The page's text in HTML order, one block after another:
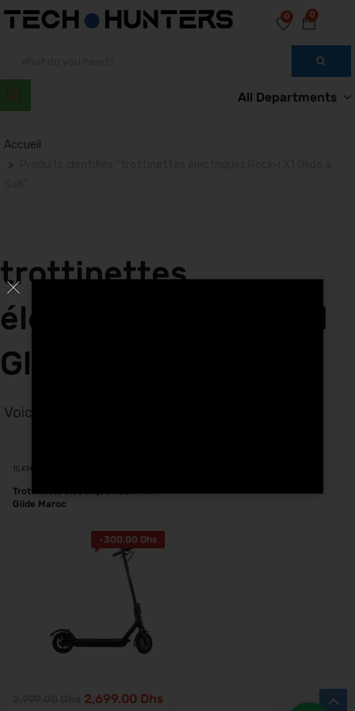
0
0
All Departments
Accueil
trottinettes
électriques Rock-i X1
Glide a Safi
Voici le seul résultat
15 KM
Trottinette électrique Rock-i X1
Glide Maroc
-300.00 Dhs
2,699.00 Dhs